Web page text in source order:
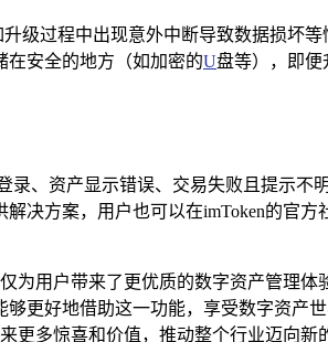
级过程中出现意外中断导致数据损坏
在安全的地方（如加密的U盘等），即便
、资产显示错误、交易失败且提示不
决方案，用户也可以在imToken的官
用户带来了更优质的数字资产管理
更好地借助这一功能，享受数字资产
更多惊喜和价值，推动整个行业迈向新